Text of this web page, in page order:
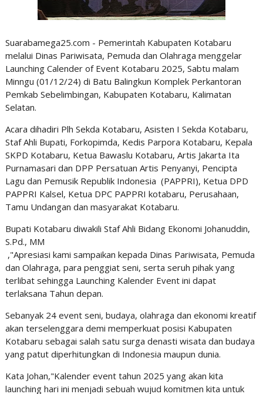
Suarabamega25.com - Pemerintah Kabupaten Kotabaru
melalui Dinas Pariwisata, Pemuda dan Olahraga menggelar
Launching Calender of Event Kotabaru 2025, Sabtu malam
Minngu (01/12/24) di Batu Balingkun Komplek Perkantoran
Pemkab Sebelimbingan, Kabupaten Kotabaru, Kalimatan
Selatan.
Acara dihadiri Plh Sekda Kotabaru, Asisten I Sekda Kotabaru,
Staf Ahli Bupati, Forkopimda, Kedis Parpora Kotabaru, Kepala
SKPD Kotabaru, Ketua Bawaslu Kotabaru, Artis Jakarta Ita
Purnamasari dan DPP Persatuan Artis Penyanyi, Pencipta
Lagu dan Pemusik Republik Indonesia (PAPPRI), Ketua DPD
PAPPRI Kalsel, Ketua DPC PAPPRI kotabaru, Perusahaan,
Tamu Undangan dan masyarakat Kotabaru.
Bupati Kotabaru diwakili Staf Ahli Bidang Ekonomi Johanuddin,
S.Pd., MM
,"Apresiasi kami sampaikan kepada Dinas Pariwisata, Pemuda
dan Olahraga, para penggiat seni, serta seruh pihak yang
terlibat sehingga Launching Kalender Event ini dapat
terlaksana Tahun depan.
Sebanyak 24 event seni, budaya, olahraga dan ekonomi kreatif
akan terselenggara demi memperkuat posisi Kabupaten
Kotabaru sebagai salah satu surga denasti wisata dan budaya
yang patut diperhitungkan di Indonesia maupun dunia.
Kata Johan,"Kalender event tahun 2025 yang akan kita
launching hari ini menjadi sebuah wujud komitmen kita untuk